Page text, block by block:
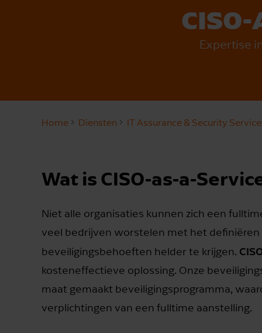
CISO-
Expertise
Home Diensten IT Assurance & Security
Wat is CISO-as-a-
Niet alle organisaties kunnen zich een
veel bedrijven worstelen met het
beveiligingsbehoeften helder te krijgen.
kosteneffectieve oplossing. Onze
maat gemaakt beveiligingsprogramma,
verplichtingen van een fulltime aanstelling.